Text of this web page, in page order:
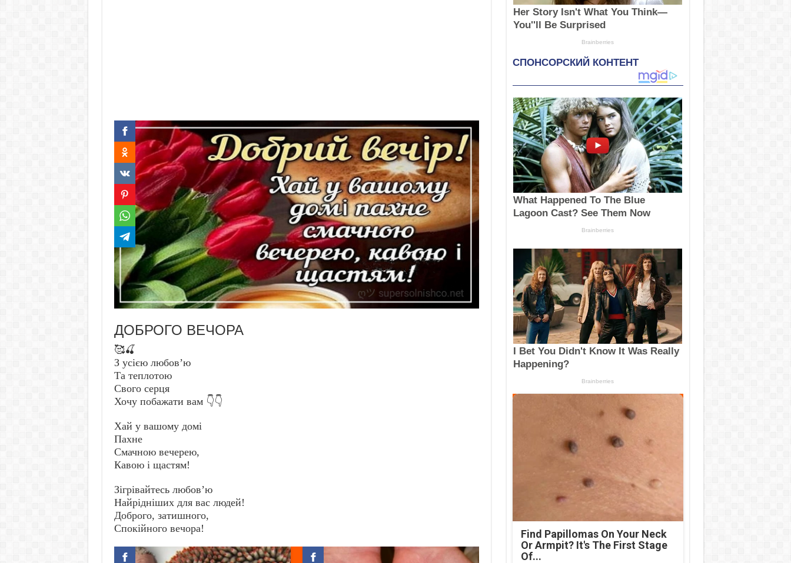
ДОБРОГО ВЕЧОРА
🥰🍒
З усією любов’ю
Та теплотою
Свого серця
Хочу побажати вам 👇👇
Хай у вашому домі
Пахне
Смачною вечерею,
Кавою і щастям!
Зігрівайтесь любов’ю
Найрідніших для вас людей!
Доброго, затишного,
Спокійного вечора!
Find Papillomas On Your Neck
Or Armpit? It's The First Stage
Of...